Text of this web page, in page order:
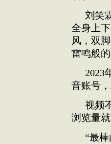
刘笑
全身上
风，双
雷鸣般
2023
音账号
视频
浏览量
“最